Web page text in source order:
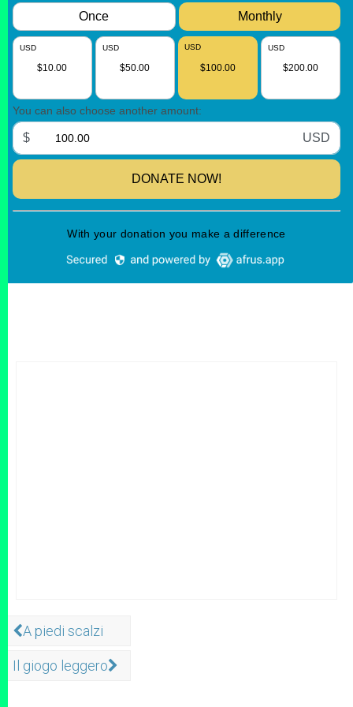
A piedi scalzi
Il giogo leggero